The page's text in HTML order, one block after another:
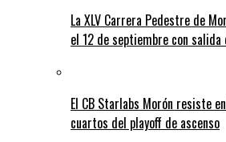
La XLV Carrera Pedestre de
el 12 de septiembre con salida
El CB Starlabs Morón resiste
cuartos del playoff de ascenso